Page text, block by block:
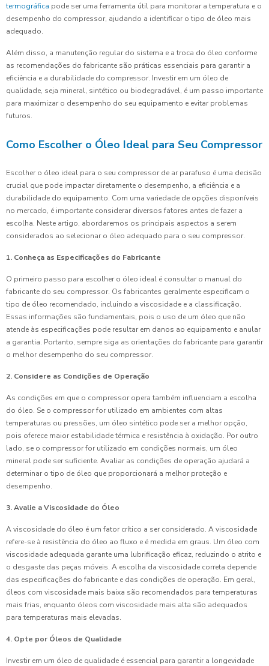
termográfica pode ser uma ferramenta útil para monitorar a temperatura e o
desempenho do compressor, ajudando a identificar o tipo de óleo mais
adequado.
Além disso, a manutenção regular do sistema e a troca do óleo conforme
as recomendações do fabricante são práticas essenciais para garantir a
eficiência e a durabilidade do compressor. Investir em um óleo de
qualidade, seja mineral, sintético ou biodegradável, é um passo importante
para maximizar o desempenho do seu equipamento e evitar problemas
futuros.
Como Escolher o Óleo Ideal para Seu Compressor
Escolher o óleo ideal para o seu compressor de ar parafuso é uma decisão
crucial que pode impactar diretamente o desempenho, a eficiência e a
durabilidade do equipamento. Com uma variedade de opções disponíveis
no mercado, é importante considerar diversos fatores antes de fazer a
escolha. Neste artigo, abordaremos os principais aspectos a serem
considerados ao selecionar o óleo adequado para o seu compressor.
1. Conheça as Especificações do Fabricante
O primeiro passo para escolher o óleo ideal é consultar o manual do
fabricante do seu compressor. Os fabricantes geralmente especificam o
tipo de óleo recomendado, incluindo a viscosidade e a classificação.
Essas informações são fundamentais, pois o uso de um óleo que não
atende às especificações pode resultar em danos ao equipamento e anular
a garantia. Portanto, sempre siga as orientações do fabricante para garantir
o melhor desempenho do seu compressor.
2. Considere as Condições de Operação
As condições em que o compressor opera também influenciam a escolha
do óleo. Se o compressor for utilizado em ambientes com altas
temperaturas ou pressões, um óleo sintético pode ser a melhor opção,
pois oferece maior estabilidade térmica e resistência à oxidação. Por outro
lado, se o compressor for utilizado em condições normais, um óleo
mineral pode ser suficiente. Avaliar as condições de operação ajudará a
determinar o tipo de óleo que proporcionará a melhor proteção e
desempenho.
3. Avalie a Viscosidade do Óleo
A viscosidade do óleo é um fator crítico a ser considerado. A viscosidade
refere-se à resistência do óleo ao fluxo e é medida em graus. Um óleo com
viscosidade adequada garante uma lubrificação eficaz, reduzindo o atrito e
o desgaste das peças móveis. A escolha da viscosidade correta depende
das especificações do fabricante e das condições de operação. Em geral,
óleos com viscosidade mais baixa são recomendados para temperaturas
mais frias, enquanto óleos com viscosidade mais alta são adequados
para temperaturas mais elevadas.
4. Opte por Óleos de Qualidade
Investir em um óleo de qualidade é essencial para garantir a longevidade